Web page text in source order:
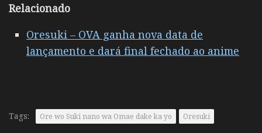
Relacionado
Oresuki – OVA ganha nova data de
lançamento e dará final fechado ao anime
Tags: Ore wo Suki nano wa Omae dake ka yo Oresuki